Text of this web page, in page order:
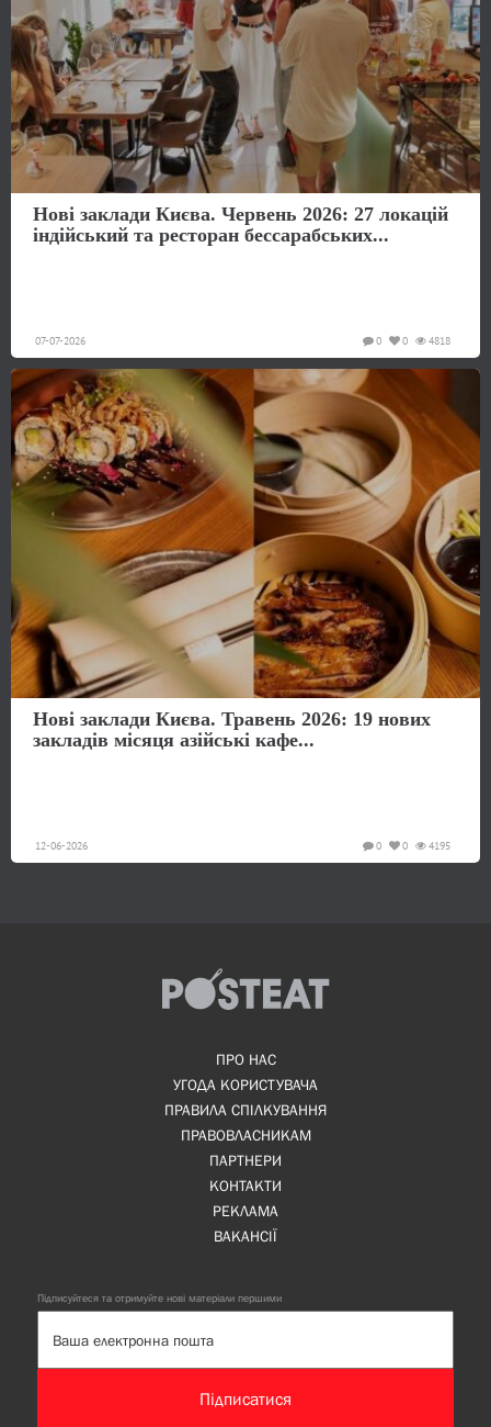
Нові заклади Києва. Червень 2026: 27 локацій
індійський та ресторан бессарабських...
07-07-2026 4818
0
0
Нові заклади Києва. Травень 2026: 19 нових
закладів місяця азійські кафе...
12-06-2026 4195
0
0
ПРО НАС
УГОДА КОРИСТУВАЧА
ПРАВИЛА СПІЛКУВАННЯ
ПРАВОВЛАСНИКАМ
ПАРТНЕРИ
КОНТАКТИ
РЕКЛАМА
ВАКАНСІЇ
Підписуйтеся та отримуйте нові матеріали першими
Підписатися